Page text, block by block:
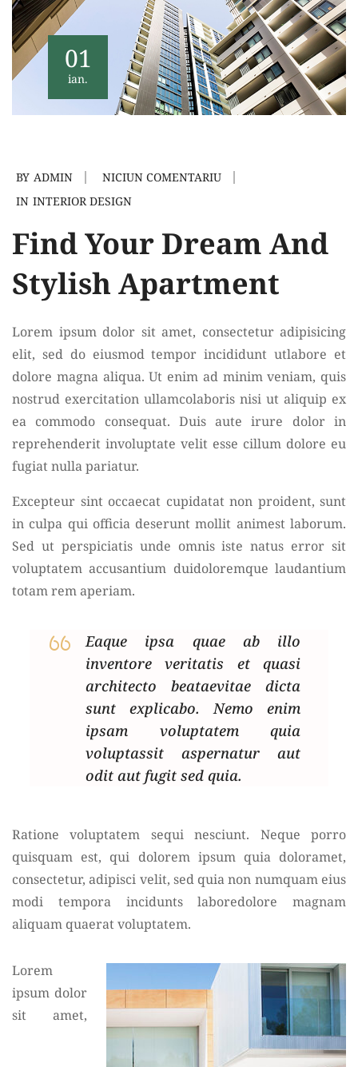
01
ian.
BY ADMIN
NICIUN COMENTARIU
IN INTERIOR DESIGN
Find Your Dream And
Stylish Apartment
Lorem ipsum dolor sit amet, consectetur adipisicing
elit, sed do eiusmod tempor incididunt utlabore et
dolore magna aliqua. Ut enim ad minim veniam, quis
nostrud exercitation ullamcolaboris nisi ut aliquip ex
ea commodo consequat. Duis aute irure dolor in
reprehenderit involuptate velit esse cillum dolore eu
fugiat nulla pariatur.
Excepteur sint occaecat cupidatat non proident, sunt
in culpa qui officia deserunt mollit animest laborum.
Sed ut perspiciatis unde omnis iste natus error sit
voluptatem accusantium duidoloremque laudantium
totam rem aperiam.
Eaque ipsa quae ab illo
inventore veritatis et quasi
architecto beataevitae dicta
sunt explicabo. Nemo enim
ipsam voluptatem quia
voluptassit aspernatur aut
odit aut fugit sed quia.
Ratione voluptatem sequi nesciunt. Neque porro
quisquam est, qui dolorem ipsum quia doloramet,
consectetur, adipisci velit, sed quia non numquam eius
modi tempora incidunts laboredolore magnam
aliquam quaerat voluptatem.
Lorem
ipsum dolor
sit amet,